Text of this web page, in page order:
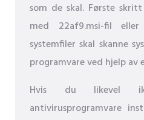
som de skal. Første
med 22af9.msi-fil
systemfiler skal skanne
programvare ved hjelp
Hvis du likevel
antivirusprogramvare